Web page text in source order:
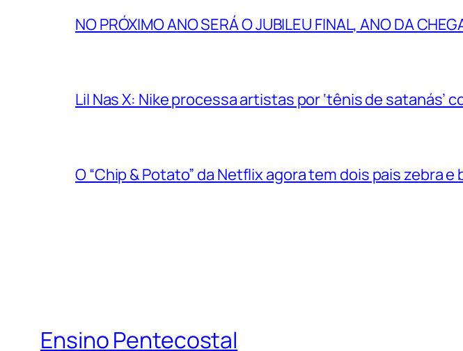
NO PRÓXIMO ANO SERÁ O JUBILEU FINAL, ANO DA
Lil Nas X: Nike processa artistas por ‘tênis de satanás’
O “Chip & Potato” da Netflix agora tem dois pais zebra
Ensino Pentecostal